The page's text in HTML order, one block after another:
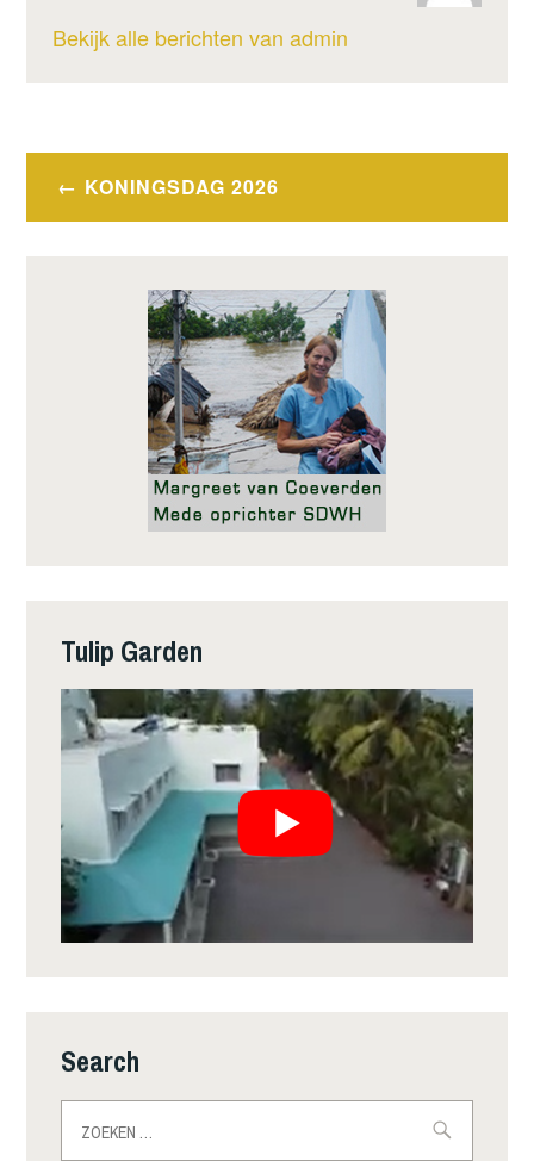
Bekijk alle berichten van admin
Bericht
navigatie
KONINGSDAG 2026
Tulip Garden
Search
naar: